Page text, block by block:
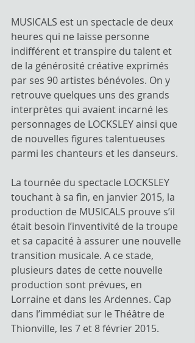
MUSICALS est un spectacle de deux
heures qui ne laisse personne
indifférent et transpire du talent et
de la générosité créative exprimés
par ses 90 artistes bénévoles. On y
retrouve quelques uns des grands
interprètes qui avaient incarné les
personnages de LOCKSLEY ainsi que
de nouvelles figures talentueuses
parmi les chanteurs et les danseurs.
La tournée du spectacle LOCKSLEY
touchant à sa fin, en janvier 2015, la
production de MUSICALS prouve s’il
était besoin l’inventivité de la troupe
et sa capacité à assurer une nouvelle
transition musicale. A ce stade,
plusieurs dates de cette nouvelle
production sont prévues, en
Lorraine et dans les Ardennes. Cap
dans l’immédiat sur le Théâtre de
Thionville, les 7 et 8 février 2015.